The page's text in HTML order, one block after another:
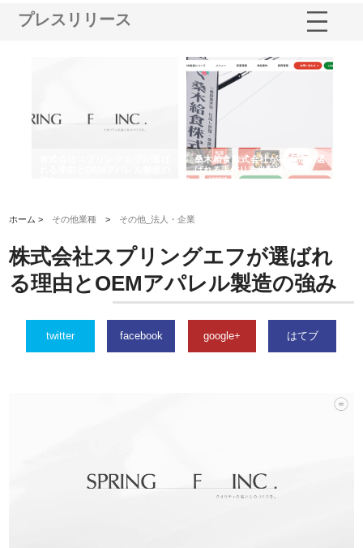
プレスリリース
桑木給食株式会社が福山市で選
ばれる手作り弁当配達の理由
ホーム > その他業種 > その他_法人・企業
株式会社スプリングエフが選ばれ
る理由とOEMアパレル製造の強み
twitter facebook google+ はてブ